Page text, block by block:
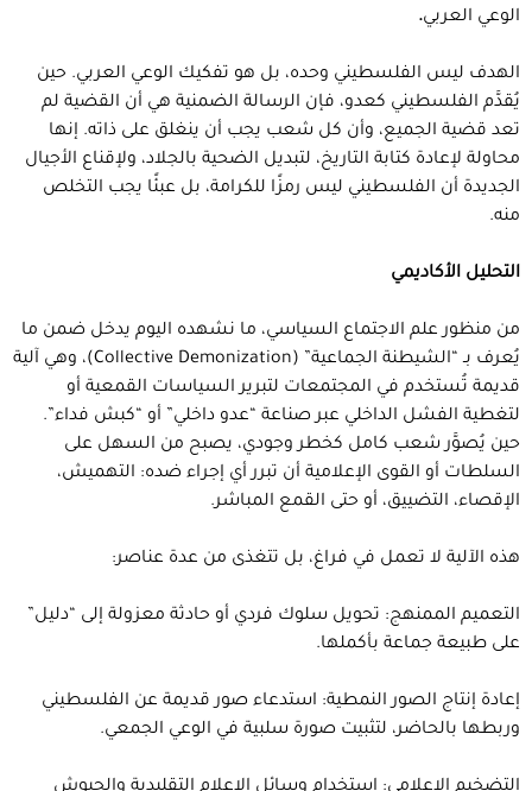
الوعي العربي.
الهدف ليس الفلسطيني وحده، بل هو تفكيك الوعي العربي. حين
يُقدَّم الفلسطيني كعدو، فإن الرسالة الضمنية هي أن القضية لم
تعد قضية الجميع، وأن كل شعب يجب أن ينغلق على ذاته. إنها
محاولة لإعادة كتابة التاريخ، لتبديل الضحية بالجلاد، ولإقناع الأجيال
الجديدة أن الفلسطيني ليس رمزًا للكرامة، بل عبئًا يجب التخلص
منه.
التحليل الأكاديمي
من منظور علم الاجتماع السياسي، ما نشهده اليوم يدخل ضمن ما
يُعرف بـ “الشيطنة الجماعية” (Collective Demonization)، وهي آلية
قديمة تُستخدم في المجتمعات لتبرير السياسات القمعية أو
لتغطية الفشل الداخلي عبر صناعة “عدو داخلي” أو “كبش فداء”.
حين يُصوَّر شعب كامل كخطر وجودي، يصبح من السهل على
السلطات أو القوى الإعلامية أن تبرر أي إجراء ضده: التهميش،
الإقصاء، التضييق، أو حتى القمع المباشر.
هذه الآلية لا تعمل في فراغ، بل تتغذى من عدة عناصر:
التعميم الممنهج: تحويل سلوك فردي أو حادثة معزولة إلى “دليل”
على طبيعة جماعة بأكملها.
إعادة إنتاج الصور النمطية: استدعاء صور قديمة عن الفلسطيني
وربطها بالحاضر، لتثبيت صورة سلبية في الوعي الجمعي.